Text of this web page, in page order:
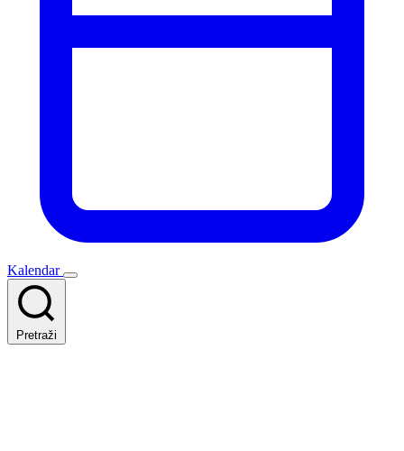
Kalendar
Pretraži